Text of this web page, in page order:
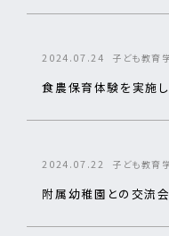
2024.07.24 子ども教育
食農保育体験を実施
2024.07.22 子ども教育
附属幼稚園との交流会